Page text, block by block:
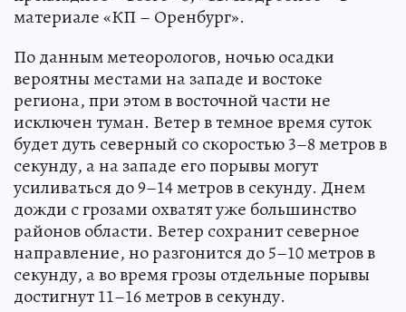
материале «КП – Оренбург».
По данным метеорологов, ночью осадки
вероятны местами на западе и востоке
региона, при этом в восточной части не
исключен туман. Ветер в темное время суток
будет дуть северный со скоростью 3–8 метров в
секунду, а на западе его порывы могут
усиливаться до 9–14 метров в секунду. Днем
дожди с грозами охватят уже большинство
районов области. Ветер сохранит северное
направление, но разгонится до 5–10 метров в
секунду, а во время грозы отдельные порывы
достигнут 11–16 метров в секунду.